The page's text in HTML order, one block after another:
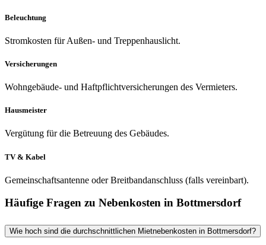
Beleuchtung
Stromkosten für Außen- und Treppenhauslicht.
Versicherungen
Wohngebäude- und Haftpflichtversicherungen des Vermieters.
Hausmeister
Vergütung für die Betreuung des Gebäudes.
TV & Kabel
Gemeinschaftsantenne oder Breitbandanschluss (falls vereinbart).
Häufige Fragen zu Nebenkosten in Bottmersdorf
Wie hoch sind die durchschnittlichen Mietnebenkosten in Bottmersdorf?